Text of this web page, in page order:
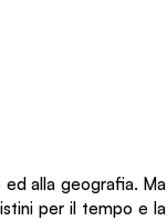
alla geografia. Ma
per il tempo e la